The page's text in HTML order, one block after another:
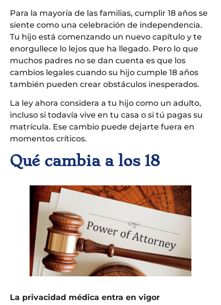
Para la mayoría de las familias, cumplir 18 años se
siente como una celebración de independencia.
Tu hijo está comenzando un nuevo capítulo y te
enorgullece lo lejos que ha llegado. Pero lo que
muchos padres no se dan cuenta es que los
cambios legales cuando su hijo cumple 18 años
también pueden crear obstáculos inesperados.
La ley ahora considera a tu hijo como un adulto,
incluso si todavía vive en tu casa o si tú pagas su
matrícula. Ese cambio puede dejarte fuera en
momentos críticos.
Qué cambia a los 18
La privacidad médica entra en vigor